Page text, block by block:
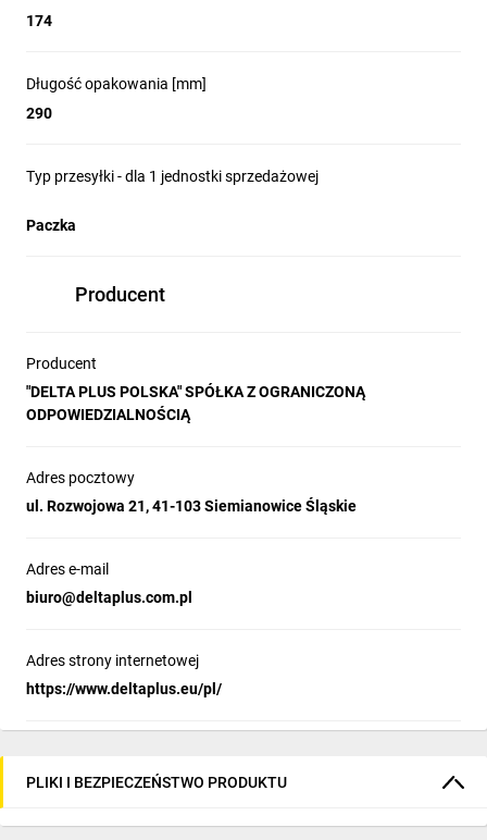
174
Długość opakowania [mm]
290
Typ przesyłki - dla 1 jednostki sprzedażowej
Paczka
Producent
Producent
"DELTA PLUS POLSKA" SPÓŁKA Z OGRANICZONĄ
ODPOWIEDZIALNOŚCIĄ
Adres pocztowy
ul. Rozwojowa 21, 41-103 Siemianowice Śląskie
Adres e-mail
biuro@deltaplus.com.pl
Adres strony internetowej
https://www.deltaplus.eu/pl/
PLIKI I BEZPIECZEŃSTWO PRODUKTU